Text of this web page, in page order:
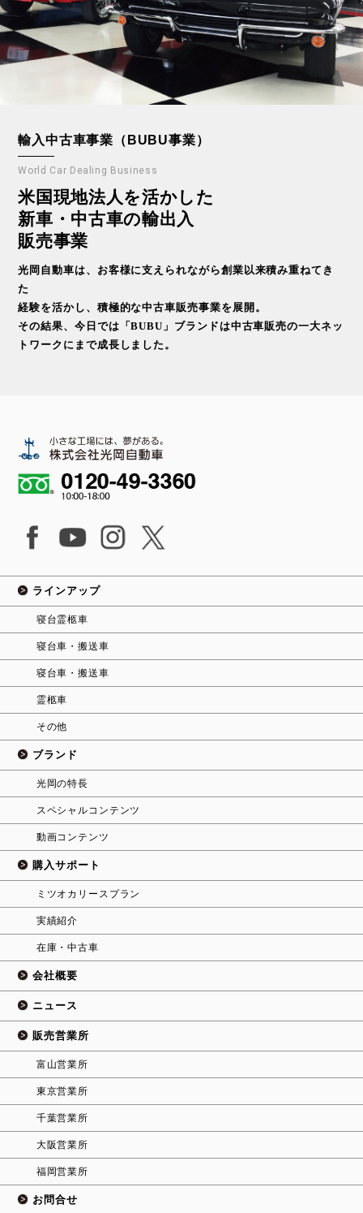
輸入中古車事業（BUBU事業）
World Car Dealing Business
米国現地法人を活かした
新車・中古車の輸出入
販売事業
光岡自動車は、お客様に支えられながら創業以来積み重ねてき
た
経験を活かし、積極的な中古車販売事業を展開。
その結果、今日では「BUBU」ブランドは中古車販売の一大ネッ
トワークにまで成長しました。
ラインアップ
寝台霊柩車
寝台車・搬送車
寝台車・搬送車
霊柩車
その他
ブランド
光岡の特長
スペシャルコンテンツ
動画コンテンツ
購入サポート
ミツオカリースプラン
実績紹介
在庫・中古車
会社概要
ニュース
販売営業所
富山営業所
東京営業所
千葉営業所
大阪営業所
福岡営業所
お問合せ